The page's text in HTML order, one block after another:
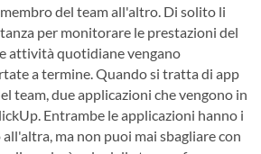
del team all'altro. Di solito li
per monitorare le prestazioni del
attività quotidiane vengano
a termine. Quando si tratta di app
team, due applicazioni che vengono in
Entrambe le applicazioni hanno i
ma non puoi mai sbagliare con